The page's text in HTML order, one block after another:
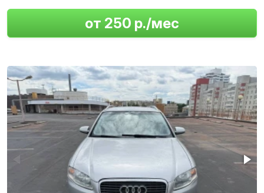
от 250 р./мес